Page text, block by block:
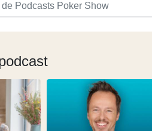
de Podcasts Poker Show